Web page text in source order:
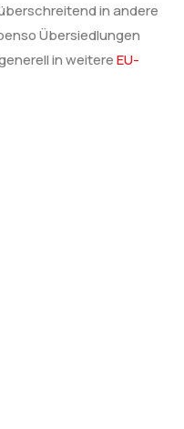
in andere
Übersiedlungen
in weitereEU-